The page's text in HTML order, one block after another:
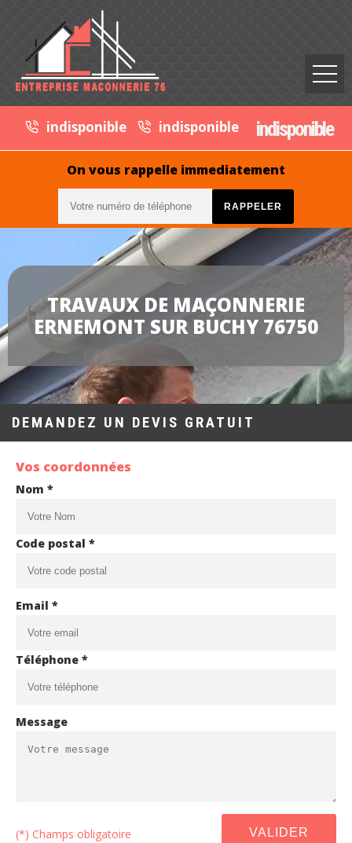
indisponible indisponible indisponible
On vous rappelle immediatement
TRAVAUX DE MAÇONNERIE
ERNEMONT SUR BUCHY 76750
DEMANDEZ UN DEVIS GRATUIT
Vos coordonnées
Nom *
Code postal *
Email *
Téléphone *
Message
(*) Champs obligatoire